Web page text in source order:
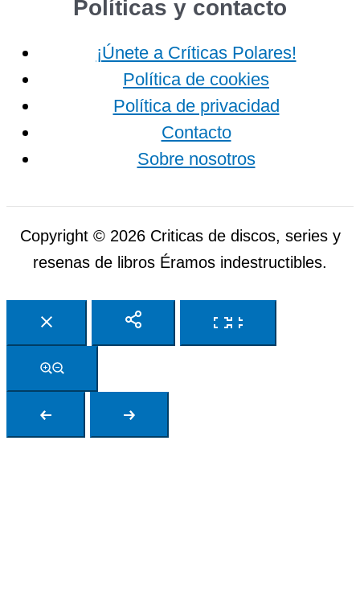
Políticas y contacto
¡Únete a Críticas Polares!
Política de cookies
Política de privacidad
Contacto
Sobre nosotros
Copyright © 2026 Criticas de discos, series y
resenas de libros Éramos indestructibles.